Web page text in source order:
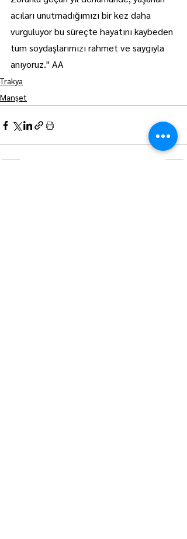
acıları unutmadığımızı bir kez daha
vurguluyor bu süreçte hayatını kaybeden
tüm soydaşlarımızı rahmet ve saygıyla
anıyoruz." AA
Trakya
Manşet